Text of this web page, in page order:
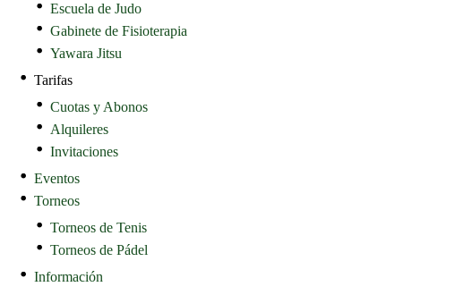
Escuela de Judo
Gabinete de Fisioterapia
Yawara Jitsu
Tarifas
Cuotas y Abonos
Alquileres
Invitaciones
Eventos
Torneos
Torneos de Tenis
Torneos de Pádel
Información